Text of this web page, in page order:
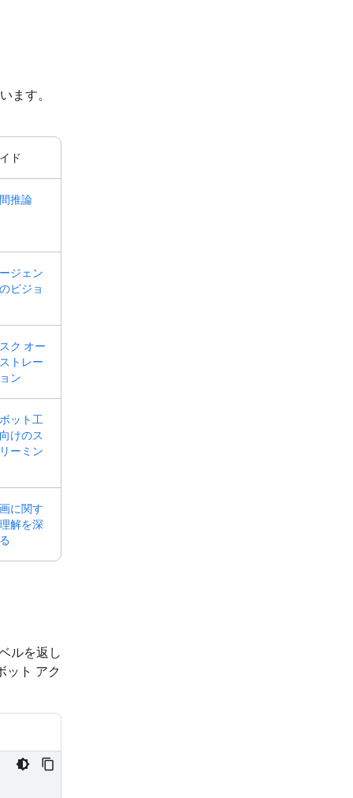
ます。
ド
推論
ジェン
ビジョ
ク オー
トレー
ン
ット工
けのス
リーミン
に関す
解を深
ルを返し
ット アク